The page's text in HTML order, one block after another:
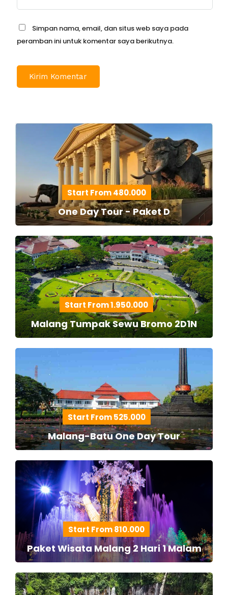
Simpan nama, email, dan situs web saya pada
peramban ini untuk komentar saya berikutnya.
Start From 480.000
One Day Tour - Paket D
Start From 1.950.000
Malang Tumpak Sewu Bromo 2D1N
Start From 525.000
Malang-Batu One Day Tour
Start From 810.000
Paket Wisata Malang 2 Hari 1 Malam